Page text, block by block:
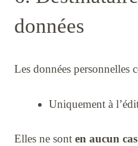
données
Les données personnelles
Uniquement à
Elles ne sont en aucun